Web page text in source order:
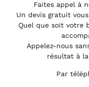
Faites appel à
Un devis gratuit
Quel que soit votre
Appelez-nous
résultat à
Par